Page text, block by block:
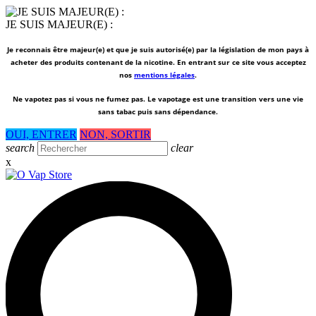
JE SUIS MAJEUR(E) :
Je reconnais être majeur(e) et que je suis autorisé(e) par la législation de mon pays à
acheter des produits contenant de la nicotine. En entrant sur ce site vous acceptez
nos mentions légales.
Ne vapotez pas si vous ne fumez pas. Le vapotage est une transition vers une vie
sans tabac puis sans dépendance.
OUI, ENTRER NON, SORTIR
search
clear
x